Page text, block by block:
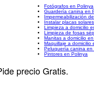
Fotógrafos en Polinya
Guardería canina en
Impermeabilización
Instalar placas
Limpieza a domicilio
Limpieza de fosas
Manitas a domicilio
Maquillaje a domicilio
Peluquería canina en
Pintores en Polinya
precio Gratis.